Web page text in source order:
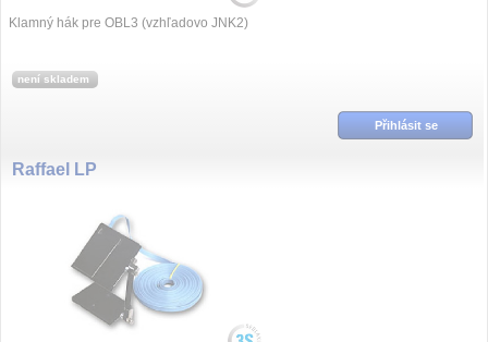
Klamný hák pre OBL3 (vzhľadovo JNK2)
není skladem
Přihlásit se
Raffael LP